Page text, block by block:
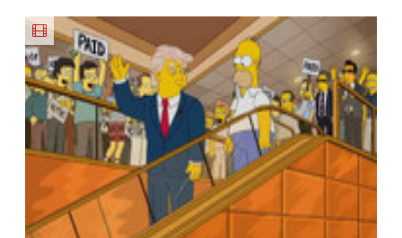
خرید
بیت کوین
پرسشنامه و
دریافت راه
حل